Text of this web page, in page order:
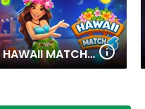
HAWAII MATCH 6